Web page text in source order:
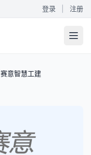
登录 注册
赛意智慧工建